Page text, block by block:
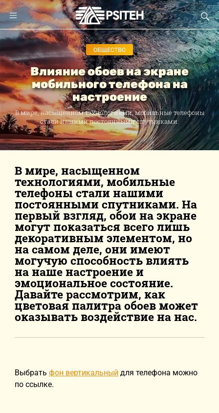
ОБЩЕСТВО
Влияние обоев на экране
мобильного телефона на
настроение
В мире, насыщенном технологиями, мобильные телефоны
стали нашими постоянными спутниками.
В мире, насыщенном
технологиями, мобильные
телефоны стали нашими
постоянными спутниками. На
первый взгляд, обои на экране
могут показаться всего лишь
декоративным элементом, но
на самом деле, они имеют
могучую способность влиять
на наше настроение и
эмоциональное состояние.
Давайте рассмотрим, как
цветовая палитра обоев может
оказывать воздействие на нас.
Выбрать фон вертикальный для телефона можно
по ссылке.